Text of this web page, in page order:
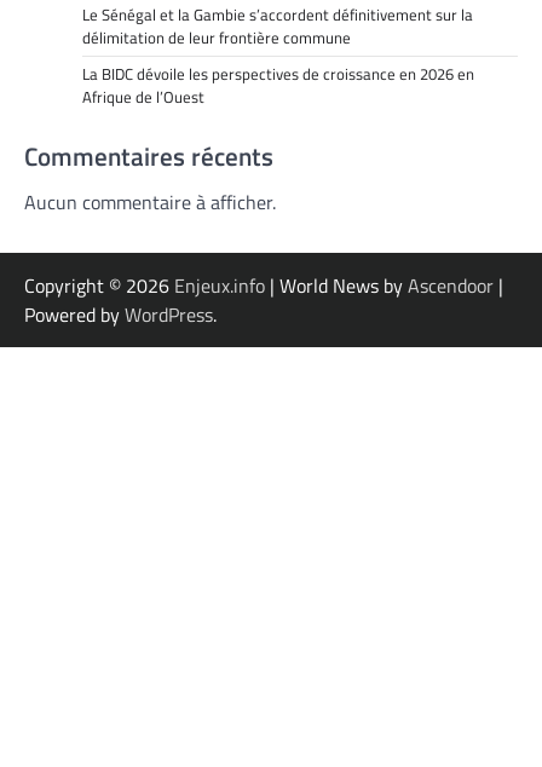
Le Sénégal et la Gambie s’accordent définitivement sur la
délimitation de leur frontière commune
La BIDC dévoile les perspectives de croissance en 2026 en
Afrique de l’Ouest
Commentaires récents
Aucun commentaire à afficher.
Copyright © 2026 Enjeux.info | World News byAscendoor |
Powered byWordPress.